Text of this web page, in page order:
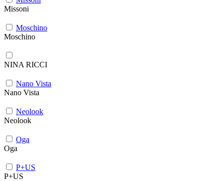
Missoni
Moschino
Moschino
NINA RICCI
Nano Vista
Nano Vista
Neolook
Neolook
Oga
Oga
P+US
P+US